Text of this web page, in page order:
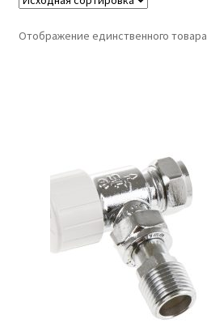
Мой аккаунт
Скидки
Сотрудничество
Отображение единственного товара